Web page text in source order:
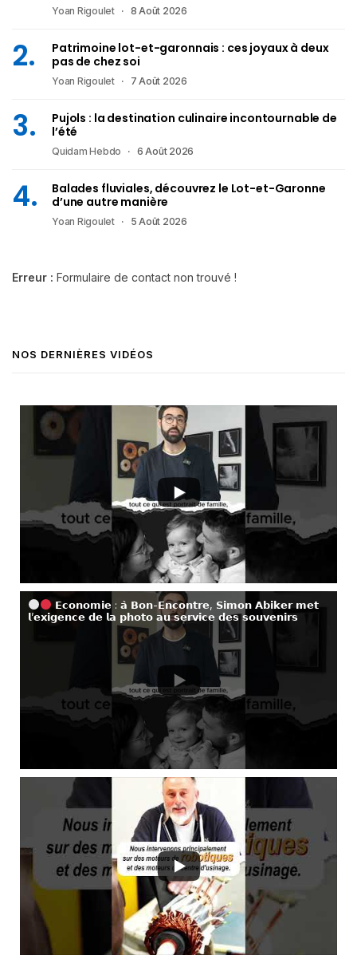
Yoan Rigoulet 8 Août 2026
Patrimoine lot-et-garonnais : ces joyaux à deux
pas de chez soi
Yoan Rigoulet 7 Août 2026
Pujols : la destination culinaire incontournable de
l’été
Quidam Hebdo 6 Août 2026
Balades fluviales, découvrez le Lot-et-Garonne
d’une autre manière
Yoan Rigoulet 5 Août 2026
Erreur : Formulaire de contact non trouvé !
NOS DERNIÈRES VIDÉOS
𝗘𝗰𝗼𝗻𝗼𝗺𝗶𝗲 : 𝗮̀ 𝗕𝗼𝗻-𝗘𝗻𝗰𝗼𝗻𝘁𝗿𝗲, 𝗦𝗶𝗺𝗼𝗻 𝗔𝗯𝗶𝗸𝗲𝗿 𝗺𝗲𝘁
𝗹’𝗲𝘅𝗶𝗴𝗲𝗻𝗰𝗲 𝗱𝗲 𝗹𝗮 𝗽𝗵𝗼𝘁𝗼 𝗮𝘂 𝘀𝗲𝗿𝘃𝗶𝗰𝗲 𝗱𝗲𝘀 𝘀𝗼𝘂𝘃𝗲𝗻𝗶𝗿𝘀